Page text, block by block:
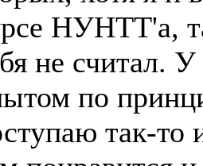
НУНТТ'а,
не считал.
по
так-то